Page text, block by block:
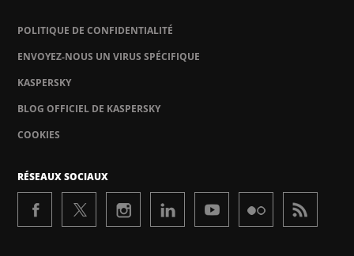
POLITIQUE DE CONFIDENTIALITÉ
ENVOYEZ-NOUS UN VIRUS SPÉCIFIQUE
KASPERSKY
BLOG OFFICIEL DE KASPERSKY
COOKIES
RÉSEAUX SOCIAUX